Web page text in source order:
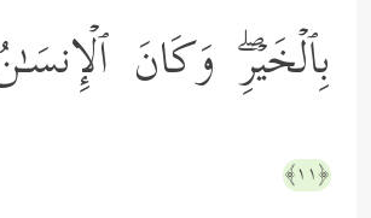
بِٱلۡخَیۡرِۖ وَكَانَ
﴿١١﴾